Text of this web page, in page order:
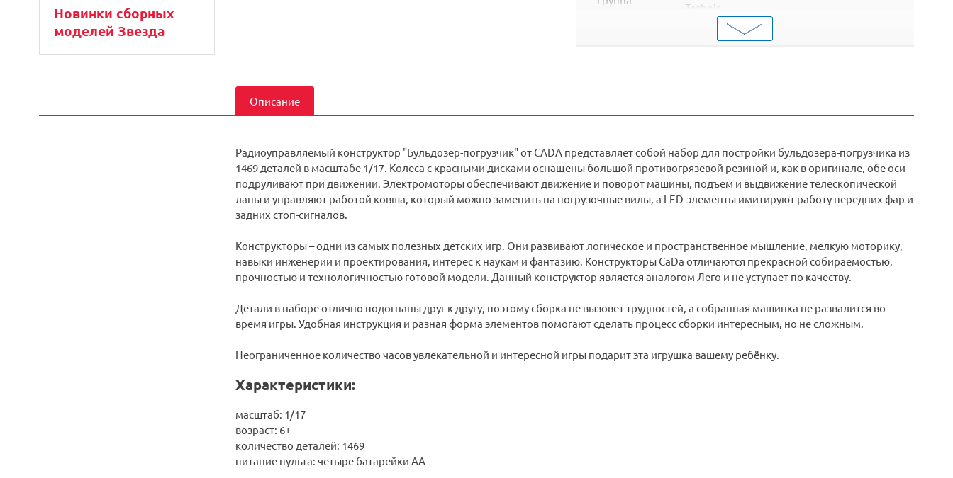
Новинки сборных
моделей Звезда
Technic
Описание
Радиоуправляемый конструктор "Бульдозер-погрузчик" от CADA представляет собой набор для постройки бульдозера-погрузчика из
1469 деталей в масштабе 1/17. Колеса с красными дисками оснащены большой противогрязевой резиной и, как в оригинале, обе оси
подруливают при движении. Электромоторы обеспечивают движение и поворот машины, подъем и выдвижение телескопической
лапы и управляют работой ковша, который можно заменить на погрузочные вилы, а LED-элементы имитируют работу передних фар и
задних стоп-сигналов.
Конструкторы – одни из самых полезных детских игр. Они развивают логическое и пространственное мышление, мелкую моторику,
навыки инженерии и проектирования, интерес к наукам и фантазию. Конструкторы CaDa отличаются прекрасной собираемостью,
прочностью и технологичностью готовой модели. Данный конструктор является аналогом Лего и не уступает по качеству.
Детали в наборе отлично подогнаны друг к другу, поэтому сборка не вызовет трудностей, а собранная машинка не развалится во
время игры. Удобная инструкция и разная форма элементов помогают сделать процесс сборки интересным, но не сложным.
Неограниченное количество часов увлекательной и интересной игры подарит эта игрушка вашему ребёнку.
Характеристики:
масштаб: 1/17
возраст: 6+
количество деталей: 1469
питание пульта: четыре батарейки АА